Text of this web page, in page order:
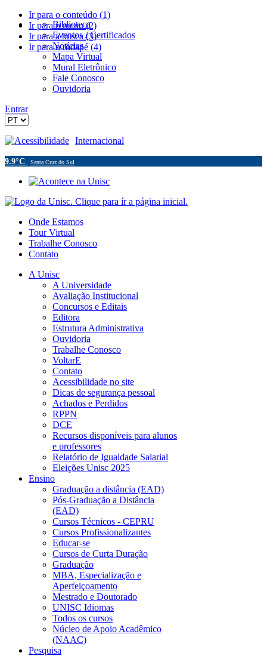
Ir para o conteúdo (1)
Ir para o menu (2)
Ir para a busca (3)
Ir para o rodapé (4)
Biblioteca
Eventos / Certificados
Notícias
Mapa Virtual
Mural Eletrônico
Fale Conosco
Ouvidoria
Entrar
Acessibilidade Internacional
9.9°C Santa Cruz do Sul
Onde Estamos
Tour Virtual
Trabalhe Conosco
Contato
A Unisc
A Universidade
Avaliação Institucional
Concursos e Editais
Editora
Estrutura Administrativa
Ouvidoria
Trabalhe Conosco
VoltarE
Contato
Acessibilidade no site
Dicas de segurança pessoal
Achados e Perdidos
RPPN
DCE
Recursos disponíveis para alunos
e professores
Relatório de Igualdade Salarial
Eleições Unisc 2025
Ensino
Graduação a distância (EAD)
Pós-Graduação a Distância
(EAD)
Cursos Técnicos - CEPRU
Cursos Profissionalizantes
Educar-se
Cursos de Curta Duração
Graduação
MBA, Especialização e
Aperfeiçoamento
Mestrado e Doutorado
UNISC Idiomas
Todos os cursos
Núcleo de Apoio Acadêmico
(NAAC)
Pesquisa